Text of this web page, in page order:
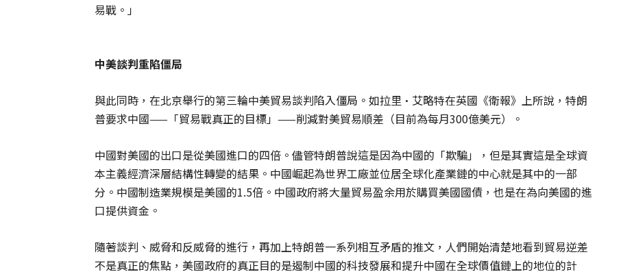
易戰。」
中美談判重陷僵局
與此同時，在北京舉行的第三輪中美貿易談判陷入僵局。如拉里·艾略特在英國《衛報》上所說，特朗
普要求中國——「貿易戰真正的目標」——削減對美貿易順差（目前為每月300億美元）。
中國對美國的出口是從美國進口的四倍。儘管特朗普說這是因為中國的「欺騙」，但是其實這是全球資
本主義經濟深層結構性轉變的結果。中國崛起為世界工廠並位居全球化產業鏈的中心就是其中的一部
分。中國制造業規模是美國的1.5倍。中國政府將大量貿易盈余用於購買美國國債，也是在為向美國的進
口提供資金。
隨著談判、威脅和反威脅的進行，再加上特朗普一系列相互矛盾的推文，人們開始清楚地看到貿易逆差
不是真正的焦點，美國政府的真正目的是遏制中國的科技發展和提升中國在全球價值鏈上的地位的計